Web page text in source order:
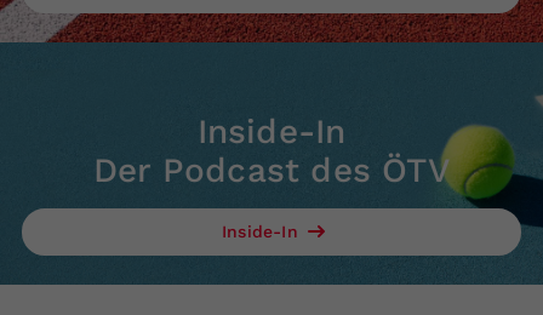
Inside-In
Der Podcast des ÖTV
Inside-In